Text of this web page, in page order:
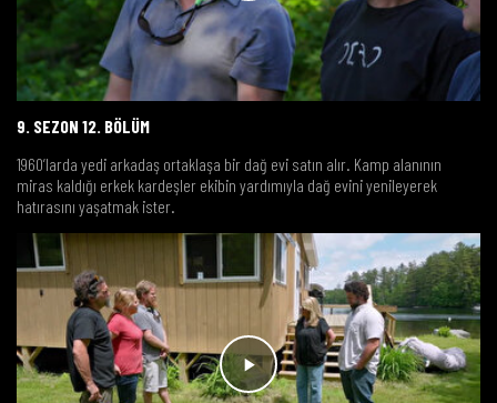
9. SEZON 12. BÖLÜM
1960’larda yedi arkadaş ortaklaşa bir dağ evi satın alır. Kamp alanının
miras kaldığı erkek kardeşler ekibin yardımıyla dağ evini yenileyerek
hatırasını yaşatmak ister.